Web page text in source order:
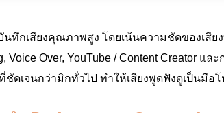
เสียงคุณภาพสูง โดยเน้นความชัดของเสียง
Voice Over, YouTube / Content Creator แ
ดเจนกว่ามิกทั่วไป ทำให้เสียงพูดฟังดูเป็นมือ